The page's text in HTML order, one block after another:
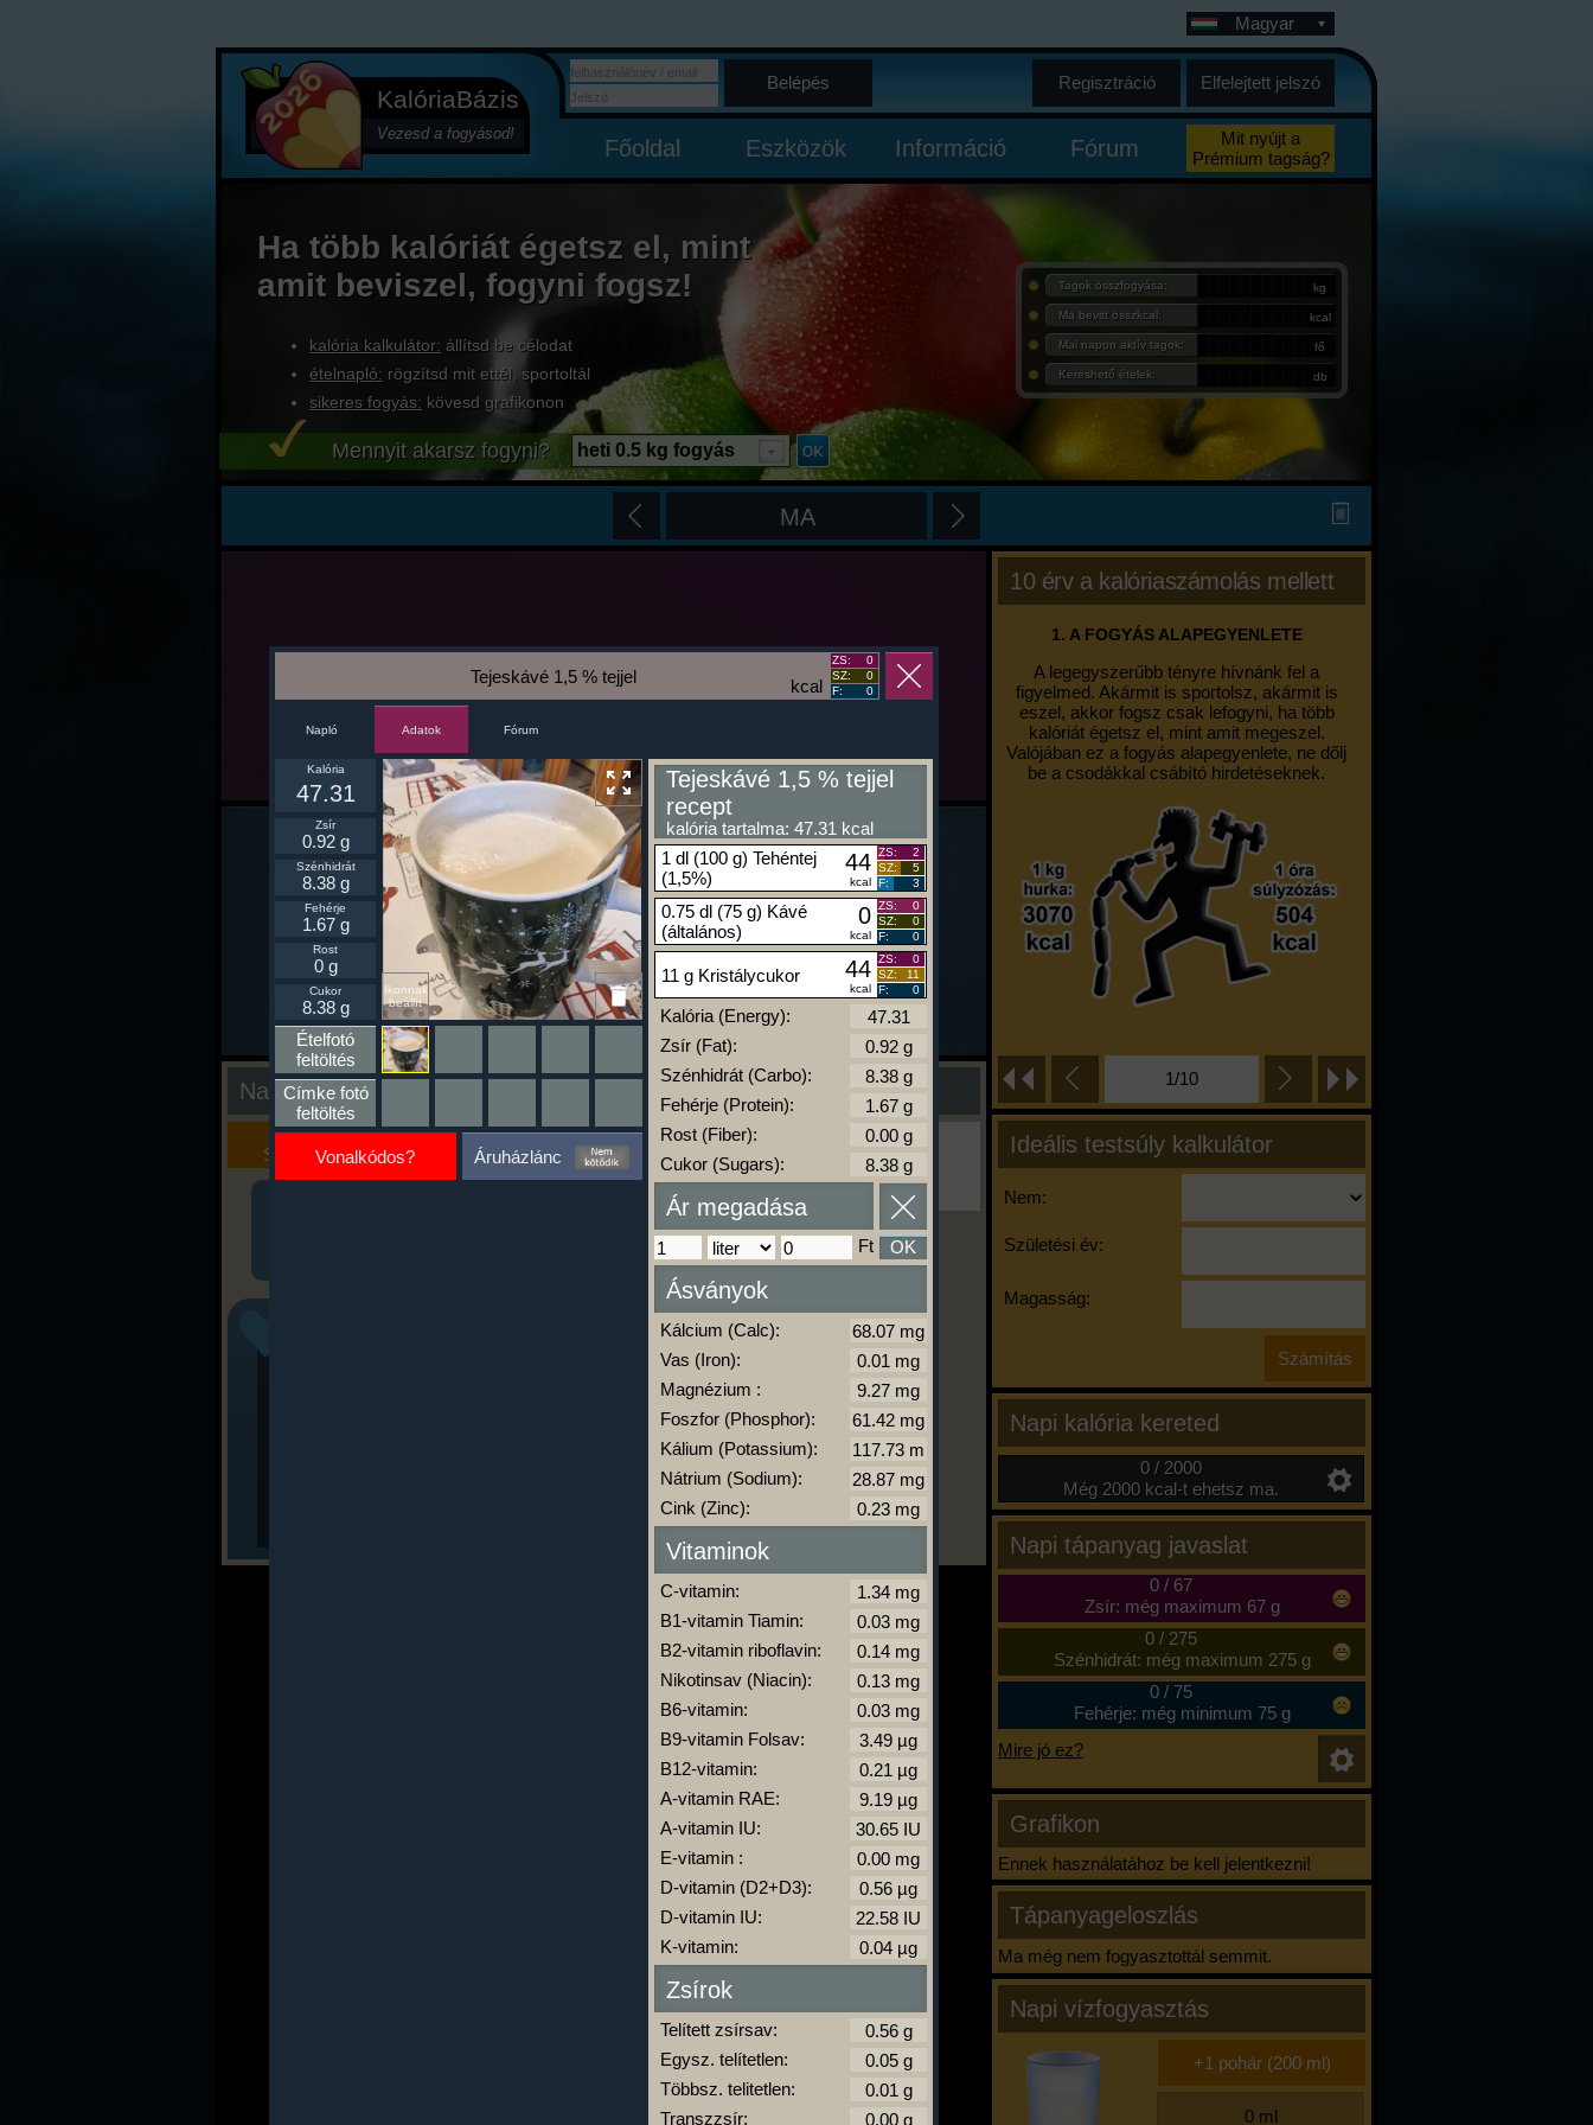
KalóriaBázis
Vezesd a fogyásod!
Magyar
Belépés Regisztráció Elfelejtett jelszó
Főoldal Eszközök Információ Fórum
Mit nyújt a
Prémium tagság?
Ha több kalóriát égetsz el, mint
amit beviszel, fogyni fogsz!
kalória kalkulátor: állítsd be célodat
ételnapló: rögzítsd mit ettél, sportoltál
sikeres fogyás: kövesd grafikonon
Tagok összfogyása: kg
Ma bevitt összkcal: kcal
Mai napon aktív tagok: fő
Kereshető ételek: db
Mennyit akarsz fogyni? heti 0.5 kg fogyás
MA
10 érv a kalóriaszámolás mellett
1. A FOGYÁS ALAPEGYENLETE
A legegyszerűbb tényre hívnánk fel a
figyelmed. Akármit is sportolsz, akármit is
eszel, akkor fogsz csak lefogyni, ha több
kalóriát égetsz el, mint amit megeszel.
Valójában ez a fogyás alapegyenlete, ne dőlj
be a csodákkal csábító hirdetéseknek.
1/10
Ideális testsúly kalkulátor
Nem:
Születési év:
Magasság:
Napi kalória kereted
0 / 2000
Még 2000 kcal-t ehetsz ma.
Napi tápanyag javaslat
0/ 67
Zsír: még maximum 67 g
0/ 275
Szénhidrát: még maximum 275 g
0/ 75
Fehérje: még minimum 75 g
Mire jó ez?
Grafikon
Ennek használatához be kell jelentkezni!
Tápanyageloszlás
Ma még nem fogyasztottál semmit.
Napi vízfogyasztás
Nap kiértékelése
Kalória
Szimulátor
Szöveges
Értékelés
Ha ma már nem eszel/sportolsz többet,
kattints a kiértékelésre!
A Kalória Szimulátor Prémium funkció.
kcal
Tejeskávé 1,5 % tejjel
ZS:
0
SZ:
0
F:
0
Napló Adatok Fórum
Ikonnak
beállít
Kalória
47.31
Zsír
0.92 g
Szénhidrát
8.38 g
Fehérje
1.67 g
Rost
0 g
Cukor
8.38 g
Ételfotó
feltöltés
Címke fotó
feltöltés
Vonalkódos? Áruházlánc
Tejeskávé 1,5 % tejjel
recept
kalória tartalma: 47.31 kcal
1 dl (100 g) Tehéntej
(1,5%)
44
kcal
ZS:
2
SZ:
5
F:
3
0.75 dl (75 g) Kávé
(általános)
0
kcal
ZS:
0
SZ:
0
F:
0
11 g Kristálycukor 44
kcal
ZS:
0
SZ:
11
F:
0
Kalória (Energy):
Zsír (Fat):
Szénhidrát (Carbo):
Fehérje (Protein):
Rost (Fiber):
Cukor (Sugars):
Ár megadása
Ft OK
Ásványok
Kálcium (Calc):
Vas (Iron):
Magnézium :
Foszfor (Phosphor):
Kálium (Potassium):
Nátrium (Sodium):
Cink (Zinc):
Vitaminok
C-vitamin:
B1-vitamin Tiamin:
B2-vitamin riboflavin:
Nikotinsav (Niacin):
B6-vitamin:
B9-vitamin Folsav:
B12-vitamin:
A-vitamin RAE:
A-vitamin IU:
E-vitamin :
D-vitamin (D2+D3):
D-vitamin IU:
K-vitamin:
Zsírok
Telített zsírsav:
Egysz. telítetlen:
Többsz. telitetlen:
Transzzsír: